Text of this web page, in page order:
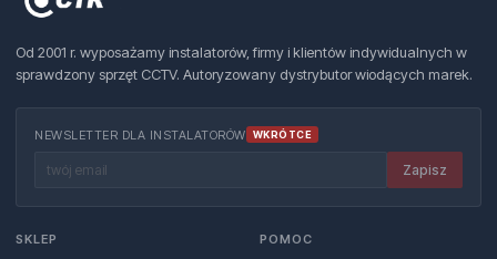
Od 2001 r. wyposażamy instalatorów, firmy i klientów indywidualnych w
sprawdzony sprzęt CCTV. Autoryzowany dystrybutor wiodących marek.
NEWSLETTER DLA INSTALATORÓW WKRÓTCE
Zapisz
SKLEP POMOC